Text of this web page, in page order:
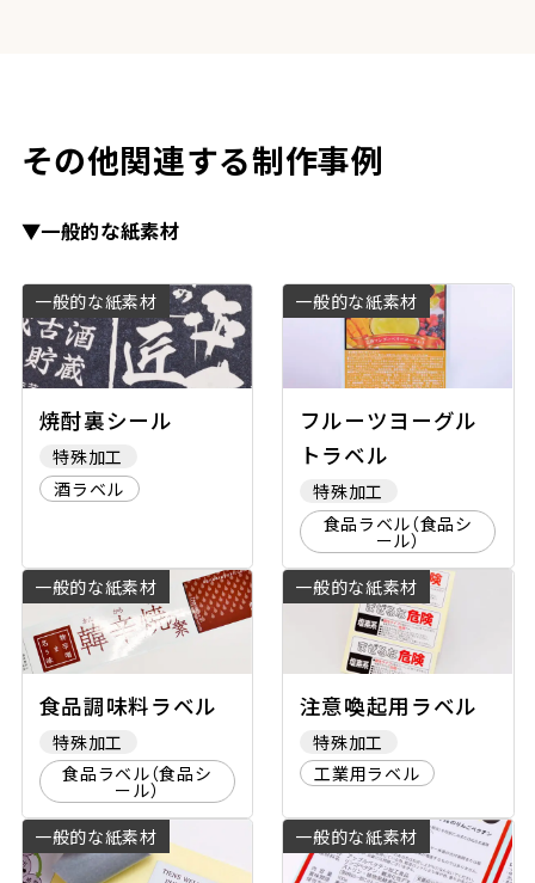
その他関連する制作事例
▼一般的な紙素材
一般的な紙素材
焼酎裏シール
特殊加工
酒ラベル
一般的な紙素材
フルーツヨーグル
トラベル
特殊加工
食品ラベル（食品シ
ール）
一般的な紙素材
食品調味料ラベル
特殊加工
食品ラベル（食品シ
ール）
一般的な紙素材
注意喚起用ラベル
特殊加工
工業用ラベル
一般的な紙素材 一般的な紙素材